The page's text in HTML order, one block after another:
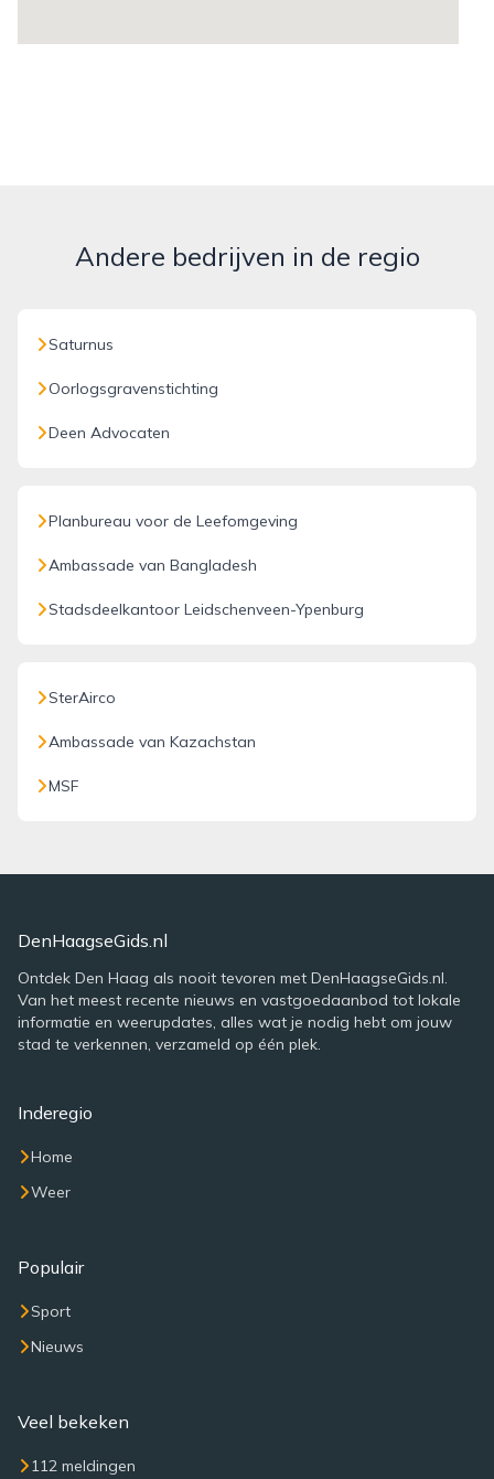
Andere bedrijven in de regio
Saturnus
Oorlogsgravenstichting
Deen Advocaten
Planbureau voor de Leefomgeving
Ambassade van Bangladesh
Stadsdeelkantoor Leidschenveen-Ypenburg
SterAirco
Ambassade van Kazachstan
MSF
DenHaagseGids.nl
Ontdek Den Haag als nooit tevoren met DenHaagseGids.nl.
Van het meest recente nieuws en vastgoedaanbod tot lokale
informatie en weerupdates, alles wat je nodig hebt om jouw
stad te verkennen, verzameld op één plek.
Inderegio
Home
Weer
Populair
Sport
Nieuws
Veel bekeken
112 meldingen